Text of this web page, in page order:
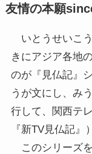
友情の本願
いとうせいこ
きにアジア各地
のが『見仏記』
うが文にし、み
行して、関西テ
『新TV見仏記』
このシリーズ